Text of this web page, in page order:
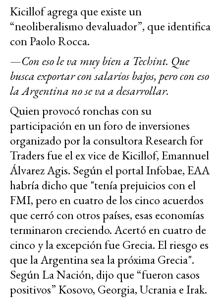
Kicillof agrega que existe un
“neoliberalismo devaluador”, que identifica
con Paolo Rocca.
—Con eso le va muy bien a Techint. Que
busca exportar con salarios bajos, pero con eso
la Argentina no se va a desarrollar.
Quien provocó ronchas con su
participación en un foro de inversiones
organizado por la consultora Research for
Traders fue el ex vice de Kicillof, Emannuel
Álvarez Agis. Según el portal Infobae, EAA
habría dicho que "tenía prejuicios con el
FMI, pero en cuatro de los cinco acuerdos
que cerró con otros países, esas economías
terminaron creciendo. Acertó en cuatro de
cinco y la excepción fue Grecia. El riesgo es
que la Argentina sea la próxima Grecia".
Según La Nación, dijo que “fueron casos
positivos” Kosovo, Georgia, Ucrania e Irak.